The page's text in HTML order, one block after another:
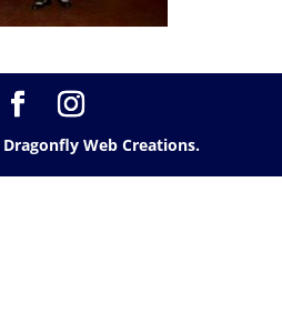
Dragonfly Web Creations.